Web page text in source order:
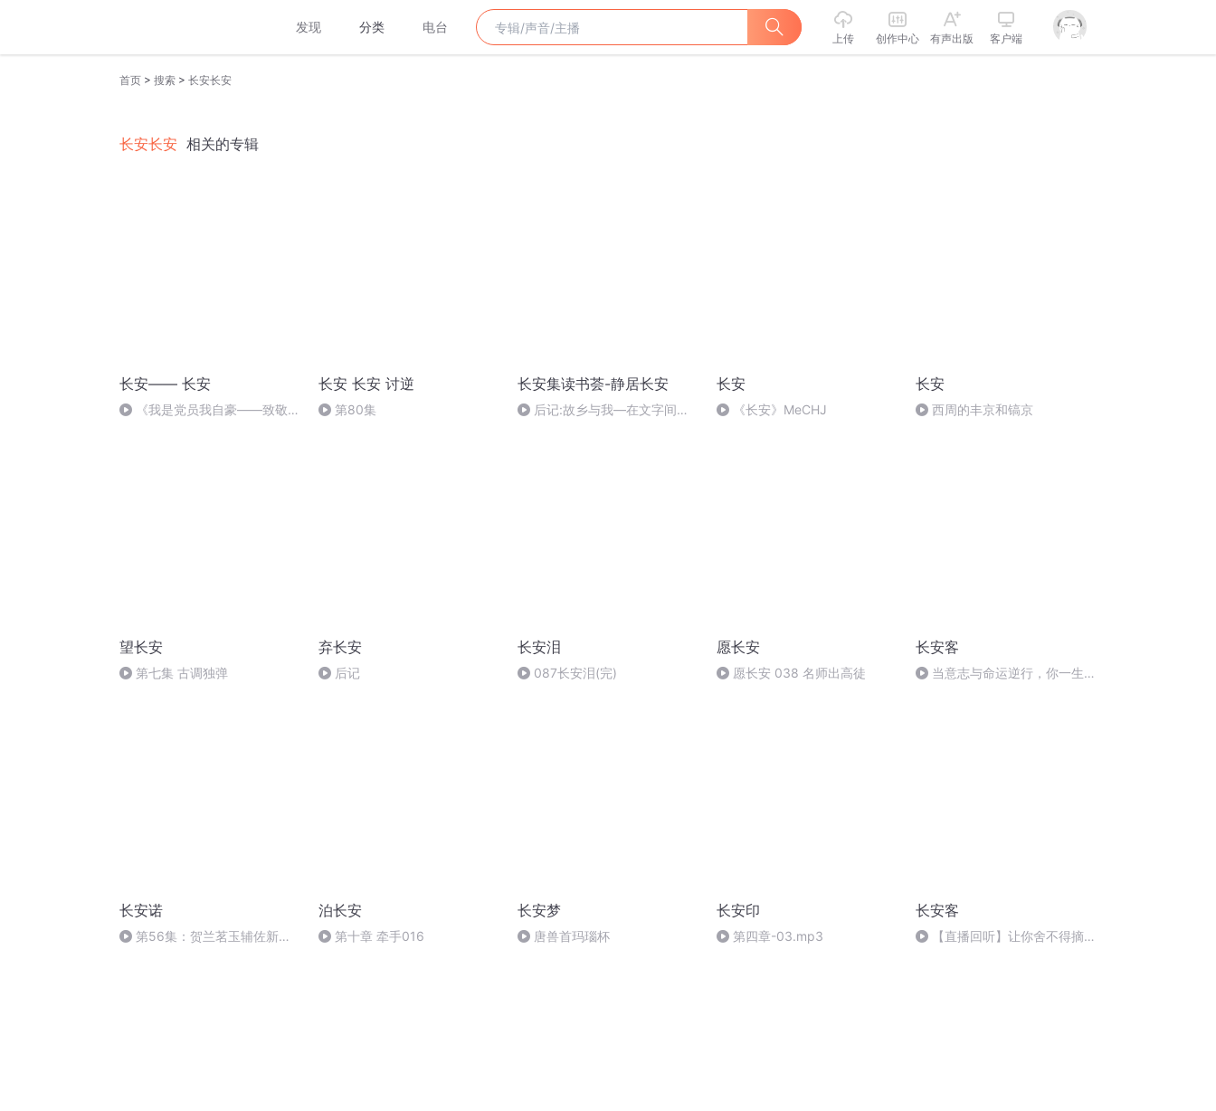
发现 分类 电台
上传 创作中心 有声出版 客户端
首页 > 搜索 > 长安长安
长安长安 相关的专辑
长安—— 长安
《我是党员我自豪——致敬逆
长安 长安 讨逆
第80集
长安集读书荟-静居长安
后记:故乡与我—在文字间寻
长安
《长安》MeCHJ
长安
西周的丰京和镐京
望长安
第七集 古调独弹
弃长安
后记
长安泪
087长安泪(完)
愿长安
愿长安 038 名师出高徒
长安客
当意志与命运逆行，你一生的
长安诺
第56集：贺兰茗玉辅佐新皇
泊长安
第十章 牵手016
长安梦
唐兽首玛瑙杯
长安印
第四章-03.mp3
长安客
【直播回听】让你舍不得摘耳